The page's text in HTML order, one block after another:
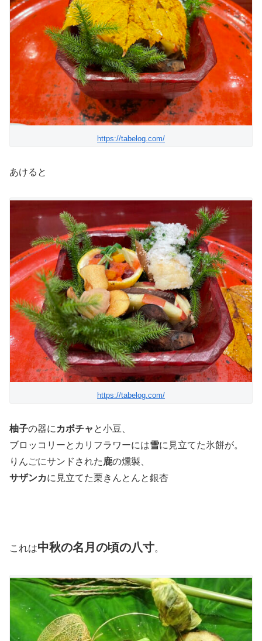
https://tabelog.com/
あけると
https://tabelog.com/
柚子の器に カボチャ と小豆、
ブロッコリーとカリフラワーには雪に見立てた氷餅が。
りんごにサンドされた 鹿の燻製、
サザンカに見立てた栗きんとんと銀杏
これは中秋の名月の頃の八寸。